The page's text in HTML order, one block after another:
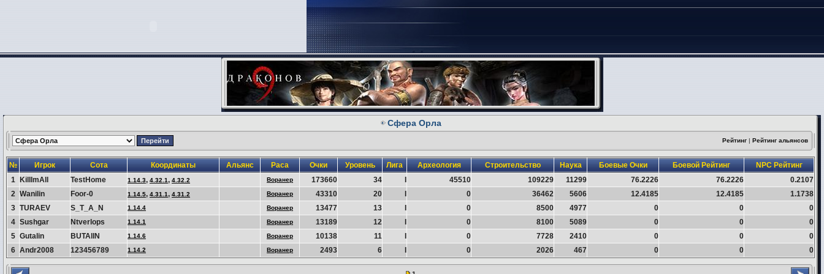
Сфера Орла
Рейтинг | Рейтинг альянсов
№ Игрок Сота Координаты Альянс Раса Очки Уровень Лига Археология Строительство Наука Боевые Очки Боевой Рейтинг
NPC Рейтинг
1
KillImAll TestHome 1.14.3, 4.32.1, 4.32.2 Воранер 173660 34 45510 109229 11299 76.2226 76.2226
0.2107
2 Wanilin Foor-0 1.14.5, 4.31.1, 4.31.2 Воранер 43310 20 0 36462 5606 12.4185 12.4185
1.1738
3 TURAEV S_T_A_N 1.14.4 Воранер 13477 13 0 8500 4977 0 0
0
4 Sushgar Ntverlops 1.14.1 Воранер 13189 12 0 8100 5089 0 0
0
5 Gutalin BUTAlIN 1.14.6 Воранер 10138 11 0 7728 2410 0 0
0
6 Andr2008 123456789 1.14.2 Воранер 2493 6 0 2026 467 0 0 0